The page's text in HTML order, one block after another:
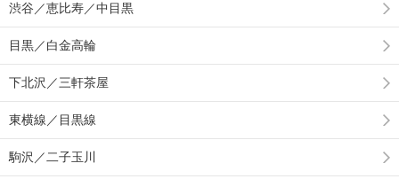
渋谷／恵比寿／中目黒
目黒／白金高輪
下北沢／三軒茶屋
東横線／目黒線
駒沢／二子玉川